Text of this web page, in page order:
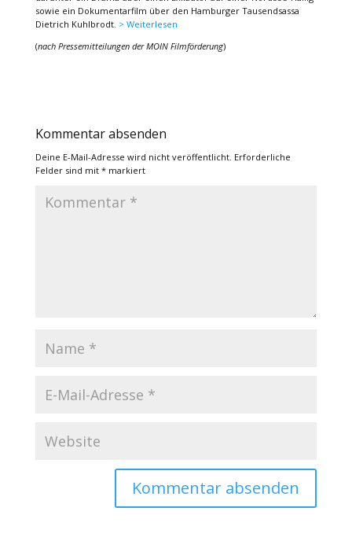
sowie ein Dokumentarfilm über den Hamburger Tausendsassa
Dietrich Kuhlbrodt. > Weiterlesen
(nach Pressemitteilungen der MOIN Filmförderung)
Kommentar absenden
Deine E-Mail-Adresse wird nicht veröffentlicht. Erforderliche
Felder sind mit *markiert